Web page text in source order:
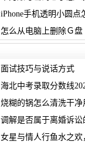
iPhone手机透明小圆点
怎么从电脑上删除Ｇ盘
面试技巧与说话方式
海北中考录取分数线
烧糊的锅怎么清洗干
调解是否属于离婚诉讼
女星与情人行鱼水之